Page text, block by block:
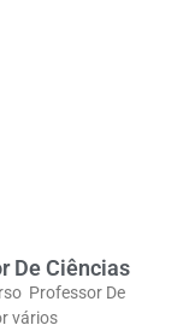
De Ciências
Professor De
vários